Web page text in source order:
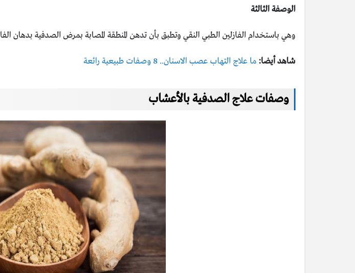
الوصفة الثالثة
وهي باستخدام الفازلين الطبي النقي وتطبق بأن تدهن المنطقة المصابة بمرض الصدفية بدهان
شاهد أيضا: ما علاج التهاب عصب الاسنان.. 8 وصفات طبيعية رائعة
وصفات علاج الصدفية بالأعشاب